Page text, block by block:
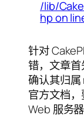
/lib/
hp on
针对
错，文章首
确认其归
官方文档
Web 服务